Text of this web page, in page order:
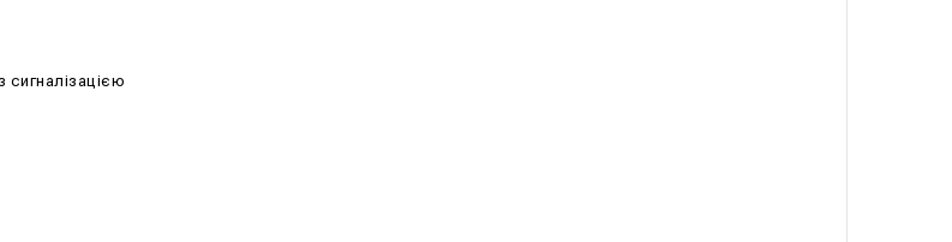
сигналізацією